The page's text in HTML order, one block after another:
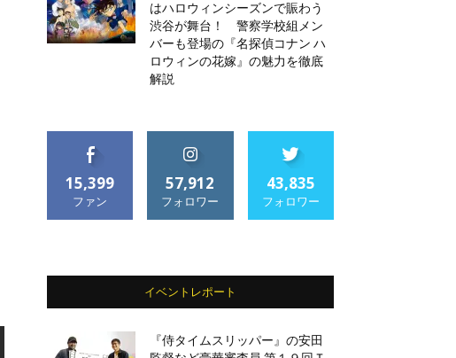
はハロウィンシーズンで賑わう
渋谷が舞台！ 警察学校組メン
バーも登場の『名探偵コナン ハ
ロウィンの花嫁』の魅力を徹底
解説
15,399
ファン
57,912
フォロワー
43,835
フォロワー
イベントレポート
『侍タイムスリッパー』の安田